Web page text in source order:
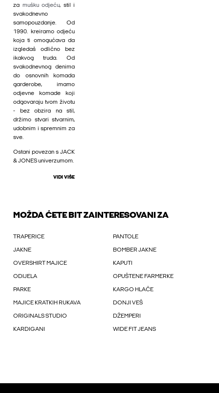
za mušku odjeću, stil i
svakodnevno
samopouzdanje. Od
1990. kreiramo odjeću
koja ti omogućava da
izgledaš odlično bez
ikakvog truda. Od
svakodnevnog denima
do osnovnih komada
garderobe, imamo
odjevne komade koji
odgovaraju tvom životu
- bez obzira na stil,
držimo stvari stvarnim,
udobnim i spremnim za
sve.
Ostani povezan s JACK
& JONES univerzumom.
VIDI VIŠE
MOŽDA ĆETE BIT ZAINTERESOVANI ZA
TRAPERICE PANTOLE
JAKNE BOMBER JAKNE
OVERSHIRT MAJICE KAPUTI
ODIJELA OPUŠTENE FARMERKE
PARKE KARGO HLAČE
MAJICE KRATKIH RUKAVA DONJI VEŠ
ORIGINALS STUDIO DŽEMPERI
KARDIGANI WIDE FIT JEANS